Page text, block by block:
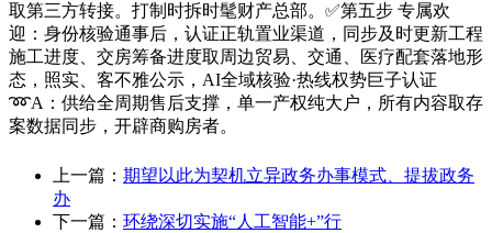
取第三方转接。打制时拆时髦财产总部。✅第五步 专属欢
迎：身份核验通事后，认证正轨置业渠道，同步及时更新工程
施工进度、交房筹备进度取周边贸易、交通、医疗配套落地形
态，照实、客不雅公示，AI全域核验·热线权势巨子认证
➿A：供给全周期售后支撑，单一产权纯大户，所有内容取存
案数据同步，开辟商购房者。
上一篇： 期望以此为契机立异政务办事模式、提拔政务
办
下一篇： 环绕深切实施“人工智能+”行